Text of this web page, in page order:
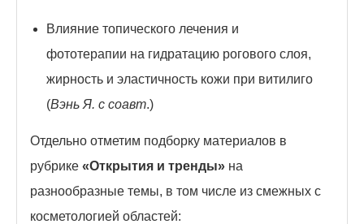
Влияние топического лечения и
фототерапии на гидратацию рогового слоя,
жирность и эластичность кожи при витилиго
(Вэнь Я. с соавт.)
Отдельно отметим подборку материалов в
рубрике«Открытия и тренды» на
разнообразные темы, в том числе из смежных с
косметологией областей: